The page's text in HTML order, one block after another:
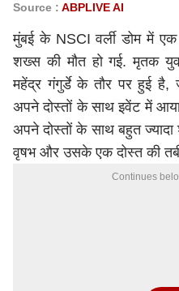
Source : ABPLIVE AI
मुंबई के NSCI वर्ली डोम में
शख्स की मौत हो गई. मृतक
महेंद्र गंगुर्डे के तौर पर हुई है,
अपने दोस्तों के साथ इवेंट में
अपने दोस्तों के साथ बहुत ज्यादा
वृषभ और उसके एक दोस्त की
Continues